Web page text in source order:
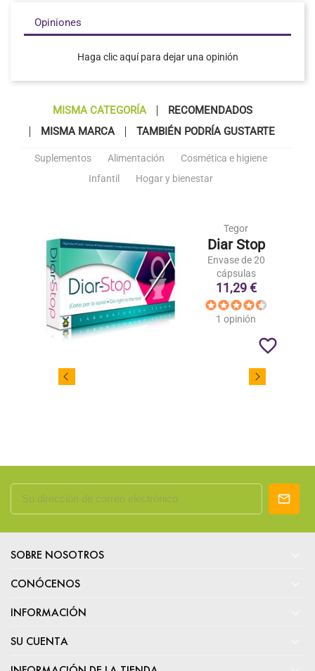
Opiniones
Haga clic aquí para dejar una opinión
MISMA CATEGORÍA
RECOMENDADOS
MISMA MARCA
TAMBIÉN PODRÍA GUSTARTE
Suplementos Alimentación
Cosmética e higiene
Infantil
Hogar y bienestar
Tegor
Diar Stop
Envase de 20
cápsulas
11,29 €
1 opinión
favorite_border
SOBRE NOSOTROS
CONÓCENOS
INFORMACIÓN
SU CUENTA